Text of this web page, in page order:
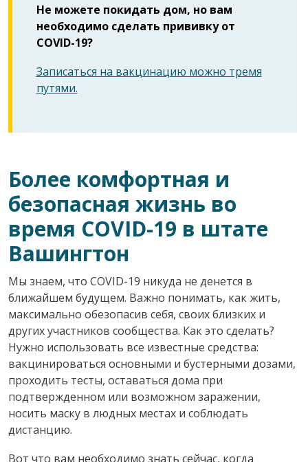
Не можете покидать дом, но вам
необходимо сделать прививку от
COVID-19?
Записаться на вакцинацию можно тремя
путями.
Более комфортная и
безопасная жизнь во
время COVID-19 в штате
Вашингтон
Мы знаем, что COVID-19 никуда не денется в
ближайшем будущем. Важно понимать, как жить,
максимально обезопасив себя, своих близких и
других участников сообщества. Как это сделать?
Нужно использовать все известные средства:
вакцинироваться основными и бустерными дозами,
проходить тесты, оставаться дома при
подтвержденном или возможном заражении,
носить маску в людных местах и соблюдать
дистанцию.
Вот что вам необходимо знать сейчас, когда